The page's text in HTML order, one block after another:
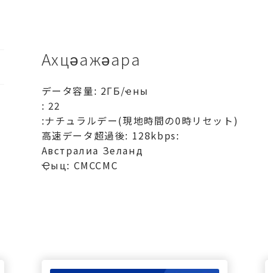
Ахцәажәара
データ容量: 2ГБ/ҽны
: 22
:ナチュラルデー(現地時間の0時リセット)
高速データ超過後: 128kbps:
Австралиа Зеланд
Ҿыц: СМССМС